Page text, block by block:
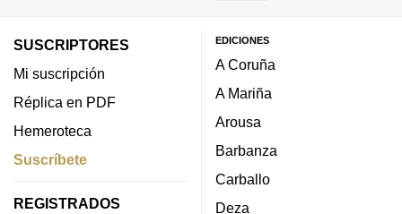
SUSCRIPTORES
Mi suscripción
Réplica en PDF
Hemeroteca
Suscríbete
REGISTRADOS
EDICIONES
A Coruña
A Mariña
Arousa
Barbanza
Carballo
Deza